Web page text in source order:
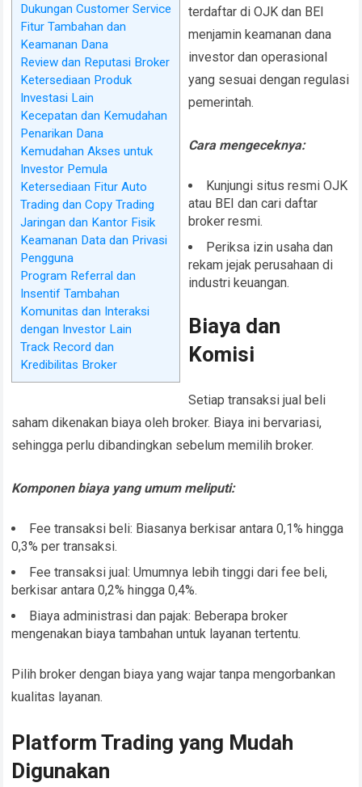
Dukungan Customer Service
Fitur Tambahan dan
Keamanan Dana
Review dan Reputasi Broker
Ketersediaan Produk
Investasi Lain
Kecepatan dan Kemudahan
Penarikan Dana
Kemudahan Akses untuk
Investor Pemula
Ketersediaan Fitur Auto
Trading dan Copy Trading
Jaringan dan Kantor Fisik
Keamanan Data dan Privasi
Pengguna
Program Referral dan
Insentif Tambahan
Komunitas dan Interaksi
dengan Investor Lain
Track Record dan
Kredibilitas Broker
terdaftar di OJK dan BEI
menjamin keamanan dana
investor dan operasional
yang sesuai dengan regulasi
pemerintah.
Cara mengeceknya:
Kunjungi situs resmi OJK
atau BEI dan cari daftar
broker resmi.
Periksa izin usaha dan
rekam jejak perusahaan di
industri keuangan.
Biaya dan
Komisi
Setiap transaksi jual beli
saham dikenakan biaya oleh broker. Biaya ini bervariasi,
sehingga perlu dibandingkan sebelum memilih broker.
Komponen biaya yang umum meliputi:
Fee transaksi beli: Biasanya berkisar antara 0,1% hingga
0,3% per transaksi.
Fee transaksi jual: Umumnya lebih tinggi dari fee beli,
berkisar antara 0,2% hingga 0,4%.
Biaya administrasi dan pajak: Beberapa broker
mengenakan biaya tambahan untuk layanan tertentu.
Pilih broker dengan biaya yang wajar tanpa mengorbankan
kualitas layanan.
Platform Trading yang Mudah
Digunakan